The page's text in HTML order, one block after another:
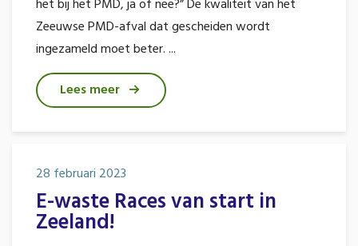
het bij het PMD, ja of nee?” De kwaliteit van het
Zeeuwse PMD-afval dat gescheiden wordt
ingezameld moet beter. ...
Lees meer
28 februari 2023
E-waste Races van start in
Zeeland!